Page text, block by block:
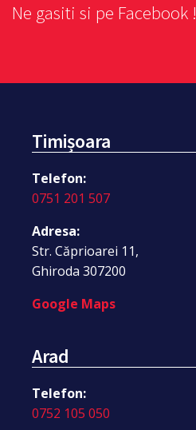
Ne gasiti si pe Facebook !
Timișoara
Telefon:
0751 201 507
Adresa:
Str. Căprioarei 11,
Ghiroda 307200
Google Maps
Arad
Telefon:
0752 105 050